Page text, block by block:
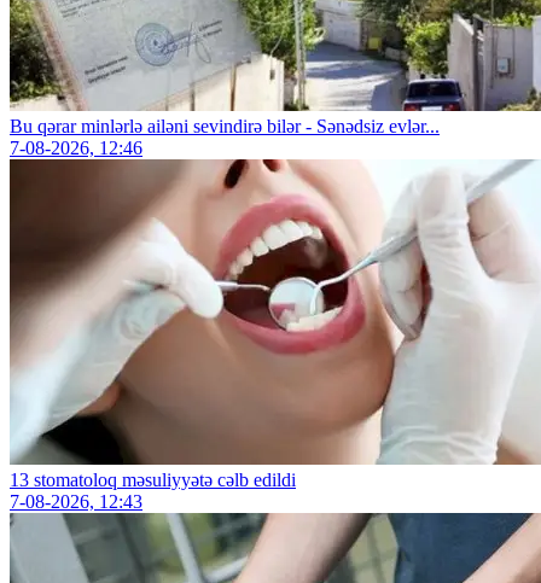
Bu qərar minlərlə ailəni sevindirə bilər - Sənədsiz evlər...
7-08-2026, 12:46
13 stomatoloq məsuliyyətə cəlb edildi
7-08-2026, 12:43